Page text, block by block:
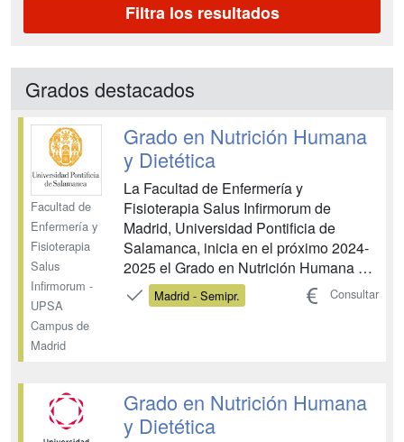
Filtra los resultados
Grados destacados
Facultad de
Enfermería y
Fisioterapia
Salus
Infirmorum -
UPSA
Campus de
Madrid
Grado en Nutrición Humana
y Dietética
La Facultad de Enfermería y
Fisioterapia Salus Infirmorum de
Madrid, Universidad Pontificia de
Salamanca, inicia en el próximo 2024-
2025 el Grado en Nutrición Humana y
Dietética, con una perspectiva
innovadora, centrada en el estudiante y
Madrid - Semipr. Consultar
Grado en Nutrición Humana
y Dietética